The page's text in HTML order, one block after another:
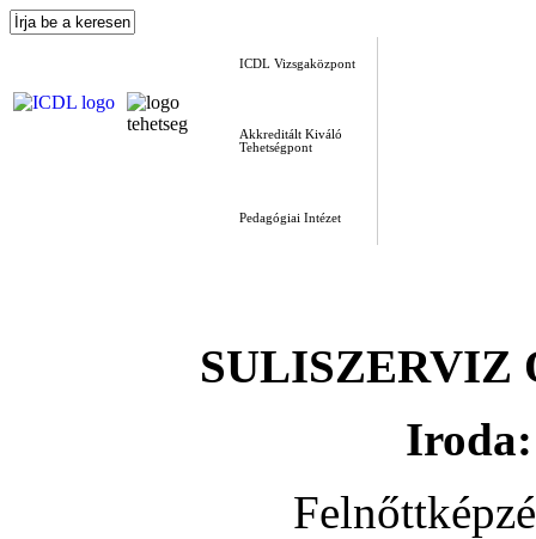
ICDL Vizsgaközpont
Akkreditált Kiváló
Tehetségpont
Pedagógiai Intézet
SULISZERVIZ
Iroda: